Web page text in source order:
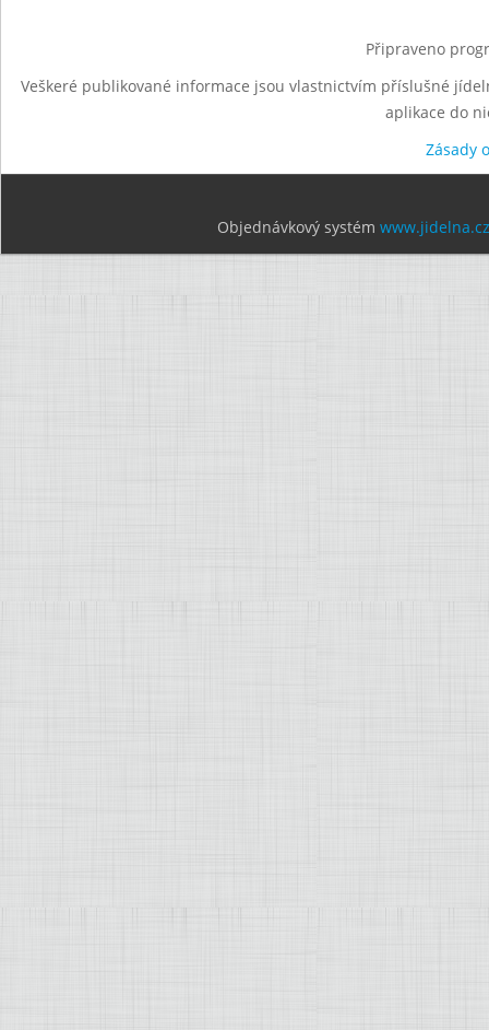
Připraveno
Veškeré publikované informace jsou vlastnictvím příslušné
aplikace do
Zásady
Objednávkový systém www.jidelna.cz